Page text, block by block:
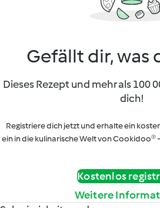
Gefällt dir, was
Dieses Rezept und mehr als 100
dich!
Registriere dich jetzt und erhalte ein
ein in die kulinarische Welt von Cookidoo®
Kostenlos
Weitere